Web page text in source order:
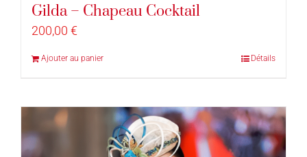
Gilda – Chapeau Cocktail
200,00 €
Ajouter au panier Détails